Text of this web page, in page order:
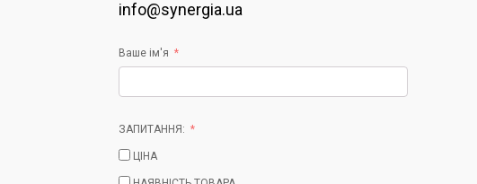
info@synergia.ua
Ваше ім'я
ЗАПИТАННЯ:
ЦІНА